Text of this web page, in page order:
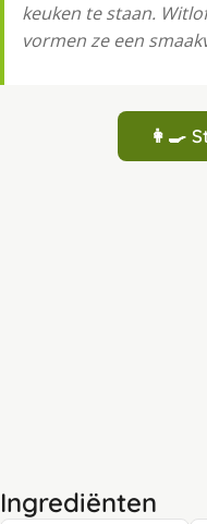
keuken te staan.
vormen ze een
👩‍🍳
Ingrediënten